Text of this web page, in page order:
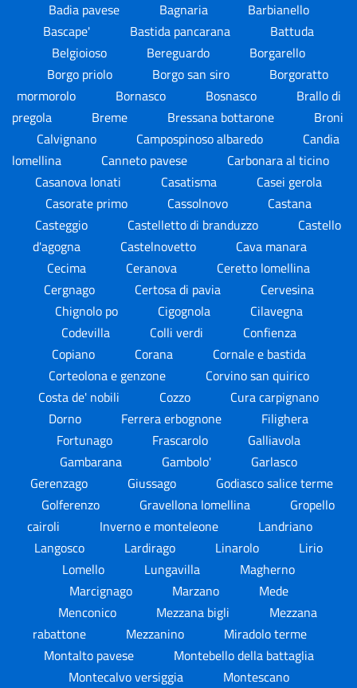
Badia pavese
Bagnaria
Barbianello
Bascape'
Bastida pancarana
Battuda
Belgioioso
Bereguardo
Borgarello
Borgo priolo
Borgo san siro
Borgoratto
mormorolo
Bornasco Bosnasco
Brallo di
pregola
Breme Bressana bottarone
Broni
Calvignano
Campospinoso albaredo
Candia
lomellina
Canneto pavese
Carbonara al ticino
Casanova lonati
Casatisma
Casei gerola
Casorate primo
Cassolnovo
Castana
Casteggio
Castelletto di branduzzo
Castello
d'agogna
Castelnovetto
Cava manara
Cecima
Ceranova
Ceretto lomellina
Cergnago
Certosa di pavia
Cervesina
Chignolo po
Cigognola
Cilavegna
Codevilla
Colli verdi
Confienza
Copiano
Corana
Cornale e bastida
Corteolona e genzone
Corvino san quirico
Costa de' nobili
Cozzo
Cura carpignano
Dorno
Ferrera erbognone
Filighera
Fortunago
Frascarolo
Galliavola
Gambarana
Gambolo'
Garlasco
Gerenzago
Giussago
Godiasco salice terme
Golferenzo
Gravellona lomellina
Gropello
cairoli
Inverno e monteleone
Landriano
Langosco
Lardirago Linarolo
Lirio
Lomello
Lungavilla
Magherno
Marcignago
Marzano
Mede
Menconico
Mezzana bigli
Mezzana
rabattone
Mezzanino
Miradolo terme
Montalto pavese
Montebello della battaglia
Montecalvo versiggia
Montescano